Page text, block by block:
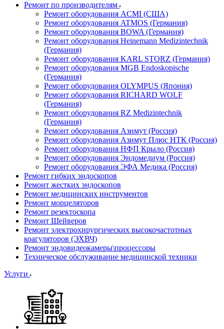
Ремонт по производителям
Ремонт оборудования ACMI (США)
Ремонт оборудования ATMOS (Германия)
Ремонт оборудования BOWA (Германия)
Ремонт оборудования Heinemann Medizintechnik
(Германия)
Ремонт оборудования KARL STORZ (Германия)
Ремонт оборудования MGB Endoskopische
(Германия)
Ремонт оборудования OLYMPUS (Япония)
Ремонт оборудования RICHARD WOLF
(Германия)
Ремонт оборудования RZ Medizintechnik
(Германия)
Ремонт оборудования Азимут (Россия)
Ремонт оборудования Азимут Плюс НТК (Россия)
Ремонт оборудования НФП Крыло (Россия)
Ремонт оборудования Эндомедиум (Россия)
Ремонт оборудования ЭФА Медика (Россия)
Ремонт гибких эндоскопов
Ремонт жестких эндоскопов
Ремонт медицинских инструментов
Ремонт морцеляторов
Ремонт резектоскопа
Ремонт Шейверов
Ремонт электрохирургических высокочастотных
коагуляторов (ЭХВЧ)
Ремонт эндовидеокамеры\процессоры
Техническое обслуживание медицинской техники
Услуги